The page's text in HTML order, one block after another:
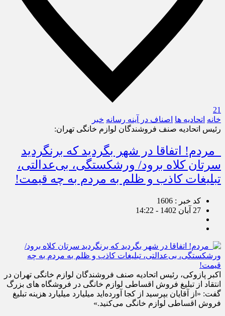
21
خانه اتحادیه ها اصناف در آینه رسانه خبر
رئیس اتحادیه صنف فروشندگان لوازم خانگی تهران:
مردم! اتفاقا در شهر بگردید که برنگردید
سرتان کلاه برود/ ورشکستگی، بی‌عدالتی،
تبلیغات کاذب و ظلم به مردم به چه قیمت!
کد خبر : 1606
27 آبان 1402 - 14:22
اکبر پازوکی، رئیس اتحادیه صنف فروشندگان لوازم خانگی تهران در
انتقاد از تبلیغ فروش اقساطی لوازم خانگی در فروشگاه های بزرگ
گفت: «از آقایان بپرسید از کجا آورده‌اید میلیارد میلیارد هزینه تبلیغ
فروش اقساطی لوازم خانگی می‌کنید.»